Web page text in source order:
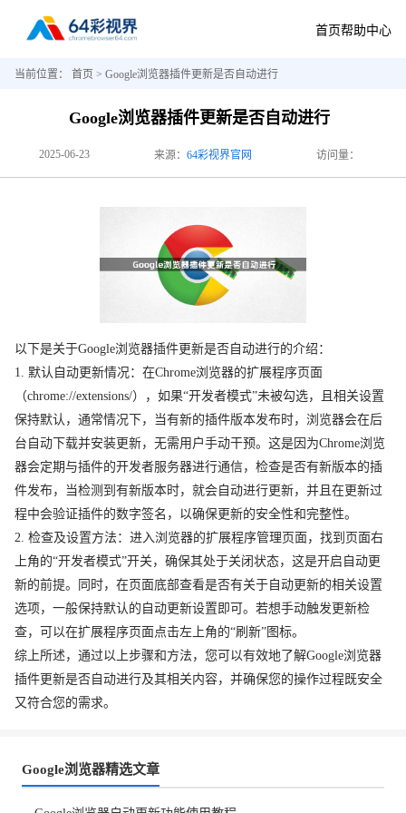
首页帮助中心
当前位置： 首页 > Google浏览器插件更新是否自动进行
Google浏览器插件更新是否自动进行
2025-06-23 来源： 64彩视界官网 访问量：
以下是关于Google浏览器插件更新是否自动进行的介绍：
1. 默认自动更新情况：在Chrome浏览器的扩展程序页面
（chrome://extensions/），如果“开发者模式”未被勾选，且相关设置
保持默认，通常情况下，当有新的插件版本发布时，浏览器会在后
台自动下载并安装更新，无需用户手动干预。这是因为Chrome浏览
器会定期与插件的开发者服务器进行通信，检查是否有新版本的插
件发布，当检测到有新版本时，就会自动进行更新，并且在更新过
程中会验证插件的数字签名，以确保更新的安全性和完整性。
2. 检查及设置方法：进入浏览器的扩展程序管理页面，找到页面右
上角的“开发者模式”开关，确保其处于关闭状态，这是开启自动更
新的前提。同时，在页面底部查看是否有关于自动更新的相关设置
选项，一般保持默认的自动更新设置即可。若想手动触发更新检
查，可以在扩展程序页面点击左上角的“刷新”图标。
综上所述，通过以上步骤和方法，您可以有效地了解Google浏览器
插件更新是否自动进行及其相关内容，并确保您的操作过程既安全
又符合您的需求。
Google浏览器精选文章